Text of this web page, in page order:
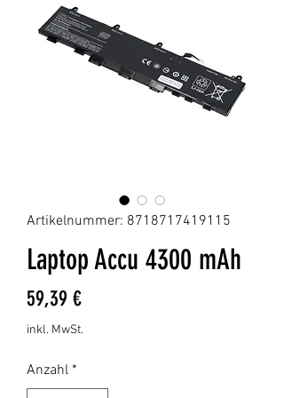
Artikelnummer: 8718717419115
Laptop Accu 4300 mAh
59,39 €Preis
inkl. MwSt.
Anzahl *